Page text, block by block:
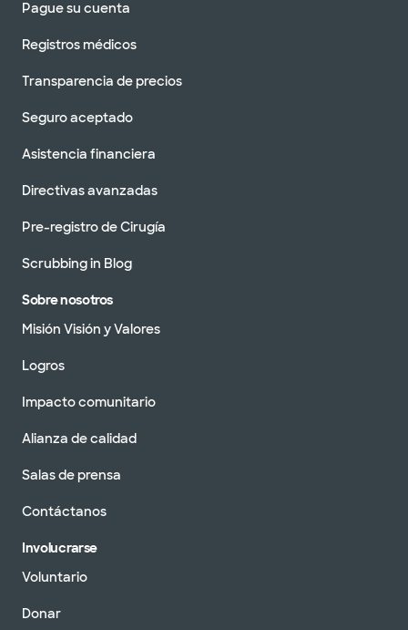
Pague su cuenta
Registros médicos
Transparencia de precios
Seguro aceptado
Asistencia financiera
Directivas avanzadas
Pre-registro de Cirugía
Scrubbing in Blog
Sobre nosotros
Misión Visión y Valores
Logros
Impacto comunitario
Alianza de calidad
Salas de prensa
Contáctanos
Involucrarse
Voluntario
Donar